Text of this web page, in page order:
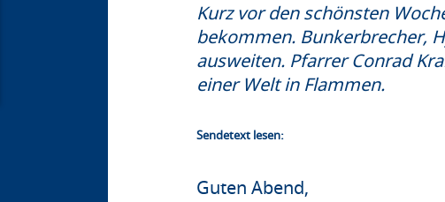
Kurz vor den schönsten
bekommen. Bunkerbrecher,
ausweiten. Pfarrer Conrad
einer Welt in Flammen.
Sendetext lesen:
Guten Abend,